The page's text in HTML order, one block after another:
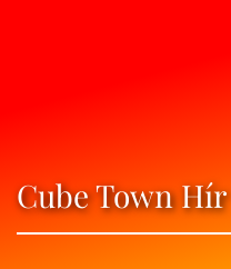
Cube Town Hír